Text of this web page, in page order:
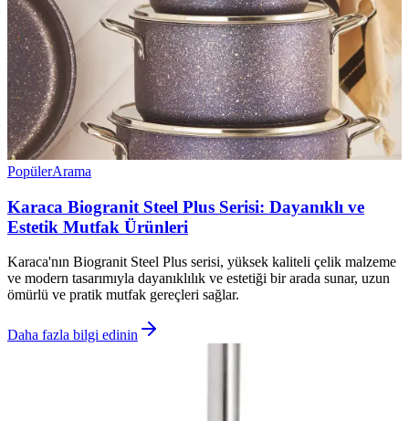
PopülerArama
Karaca Biogranit Steel Plus Serisi: Dayanıklı ve
Estetik Mutfak Ürünleri
Karaca'nın Biogranit Steel Plus serisi, yüksek kaliteli çelik malzeme
ve modern tasarımıyla dayanıklılık ve estetiği bir arada sunar, uzun
ömürlü ve pratik mutfak gereçleri sağlar.
Daha fazla bilgi edinin